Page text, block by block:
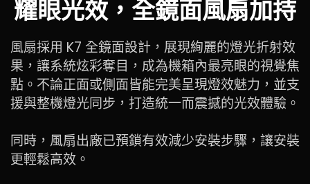
耀眼光效，全鏡面風扇加持
風扇採用 K7 全鏡面設計，展現絢麗的燈光折射效
果，讓系統炫彩奪目，成為機箱內最亮眼的視覺焦
點。不論正面或側面皆能完美呈現燈效魅力，並支
援與整機燈光同步，打造統一而震撼的光效體驗。
同時，風扇出廠已預鎖有效減少安裝步驟，讓安裝
更輕鬆高效。